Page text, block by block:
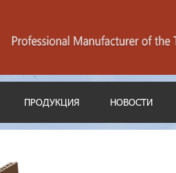
ПРОДУКЦИЯ НОВОСТИ